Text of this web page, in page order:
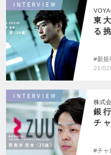
INTERVIEW
東
る
新規
21/
INTERVIEW
株式
ー
銀
チ
チャ